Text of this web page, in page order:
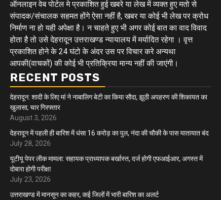
ऑनलाइन वेब पोर्टल मे प्रकाशित हुई खबरे या लेख में व्यक्त हुए मतो से
संपादक/संचालक सहमत होंगे ऐसा नहीं है, खबर या कोई भी लेख पर क्रोध
निर्माण ना हो यही अपेक्षा है। न चाहते हुए भी अगर कोई बात का वाद विवाद
होता है तो उसे देहरादून उत्तराखण्ड न्यायालय में मर्यादित रहेगा । वृत्त
प्रकाशित होने के 24 घंटो के अंदर उस पर विचार करे अन्यथा
आपकी(वाचकों) की कोई भी प्रतिक्रिया मान्य नहीं की जाएंगी।
RECENT POSTS
देहरादून: शादी के लिए मां ने नाबालिग बेटी का किया सौदा, झूठी अपहरण की शिकायत का
खुलासा; चार गिरफ्तार
August 3, 2026
देहरादून में पहली ही बारिश में धंसा 16 करोड़ का पुल, नंदा की चौकी के पास यातायात बंद
July 28, 2026
यूटीयू पेपर लीक मामला: सहायक प्राध्यापक बर्खास्त, दर्ज होगी एफआईआर, अगस्त में
दोबारा होगी परीक्षा
July 23, 2026
उत्तराखण्ड में मानसून का कहर, कई जिलों में भारी बारिश का अलर्ट